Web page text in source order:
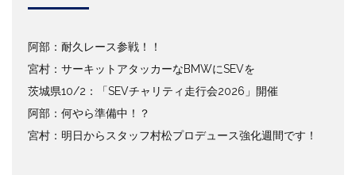
阿部：耐久レース参戦！！
宮村：サーキットアタッカーなBMWにSEVを
茨城県10/2：「SEVチャリティ走行会2026」開催
阿部：何やら準備中！？
宮村：明日からスタッフ村松プロデュース強化週間です！